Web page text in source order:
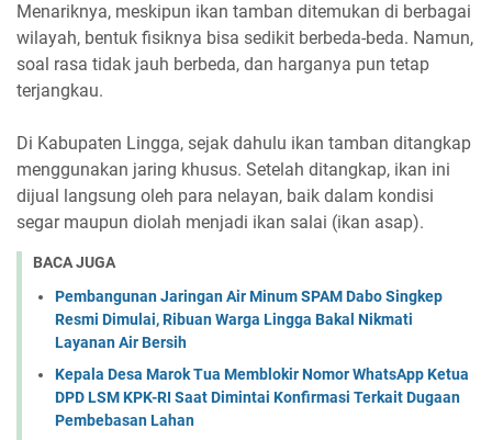
Menariknya, meskipun ikan tamban ditemukan di berbagai
wilayah, bentuk fisiknya bisa sedikit berbeda-beda. Namun,
soal rasa tidak jauh berbeda, dan harganya pun tetap
terjangkau.
Di Kabupaten Lingga, sejak dahulu ikan tamban ditangkap
menggunakan jaring khusus. Setelah ditangkap, ikan ini
dijual langsung oleh para nelayan, baik dalam kondisi
segar maupun diolah menjadi ikan salai (ikan asap).
BACA JUGA
Pembangunan Jaringan Air Minum SPAM Dabo Singkep
Resmi Dimulai, Ribuan Warga Lingga Bakal Nikmati
Layanan Air Bersih
Kepala Desa Marok Tua Memblokir Nomor WhatsApp Ketua
DPD LSM KPK-RI Saat Dimintai Konfirmasi Terkait Dugaan
Pembebasan Lahan